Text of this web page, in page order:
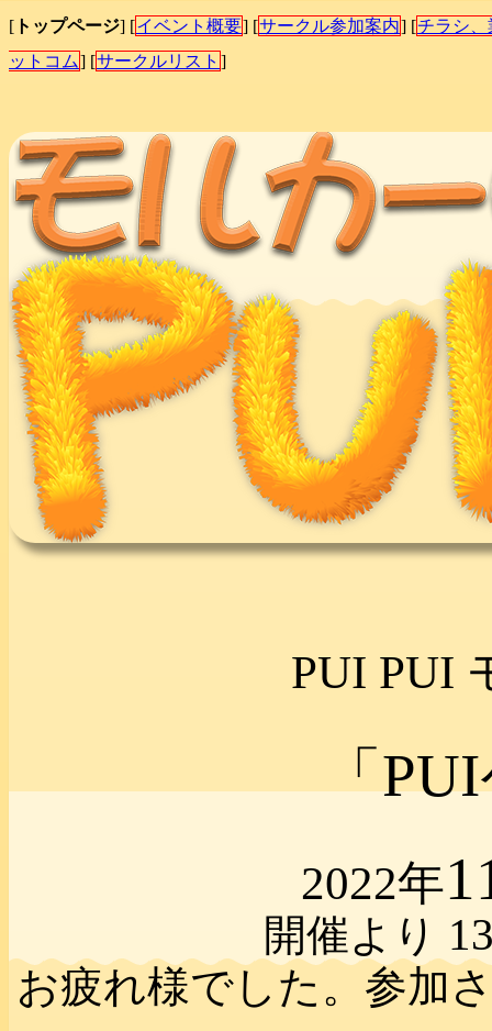
[ トップページ] [イベント概要] [サークル参加案内] [チラシ、
ットコム] [サークルリスト ]
PUI PUI
「
2022年
開催より
お疲れ様でした。参加